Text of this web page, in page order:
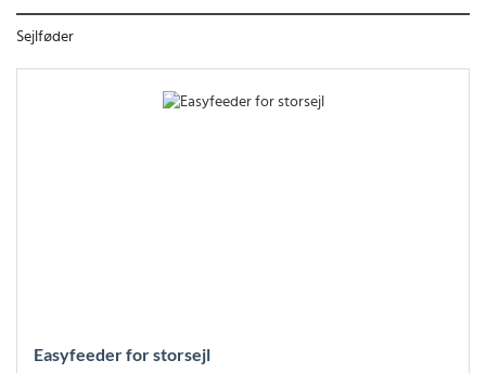
Sejlføder
Easyfeeder for storsejl